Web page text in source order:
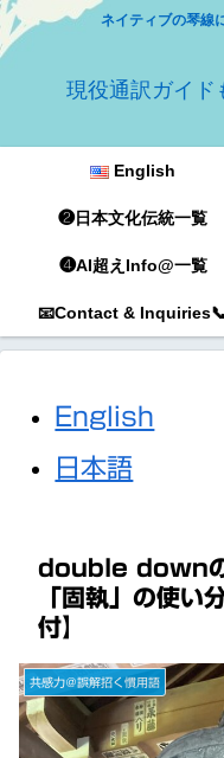
ネイティブの琴線
現役通訳ガイド
English
❷日本文化伝統一覧
❹AI超えInfo@一覧
📧Contact &
English
日本語
double downの
「固執」の使い
付】
共感力＠誤解招く慣用語